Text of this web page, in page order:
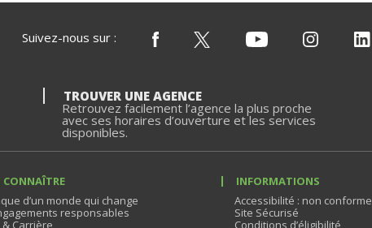
Suivez-nous sur :
TROUVER UNE AGENCE
Retrouvez facilement l’agence la plus proche
avec ses horaires d’ouverture et les services
disponibles.
CONNAÎTRE
d’un monde qui change
responsables
& Carrière
INFORMATIONS
Accessibilité : non conforme
Site Sécurisé
Conditions d’éligibilité